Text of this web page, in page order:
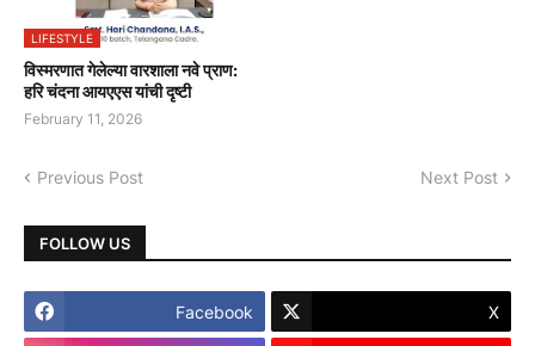
LIFESTYLE
विस्मरणात गेलेल्या वारशाला नवे प्राण:
हरि चंदना आयएएस यांची दृष्टी
February 11, 2026
Previous Post Next Post
FOLLOW US
Facebook X